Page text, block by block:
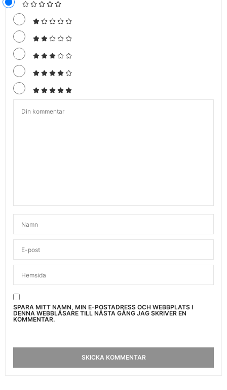
SPARA MITT NAMN, MIN E-POSTADRESS OCH WEBBPLATS I
DENNA WEBBLÄSARE TILL NÄSTA GÅNG JAG SKRIVER EN
KOMMENTAR.